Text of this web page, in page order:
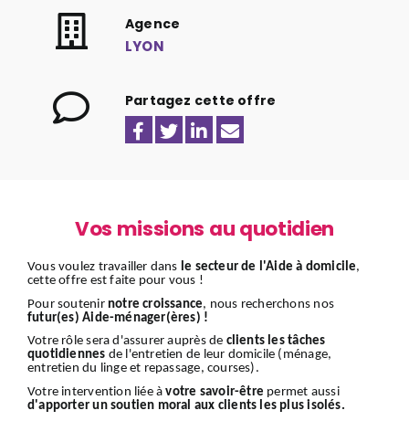
Agence
LYON
Partagez cette offre
Vos missions au quotidien
Vous voulez travailler dans le secteur de l'Aide à domicile,
cette offre est faite pour vous !
Pour soutenir notre croissance, nous recherchons nos
futur(es) Aide-ménager(ères) !
Votre rôle sera d'assurer auprès de clients les tâches
quotidiennes de l'entretien de leur domicile (ménage,
entretien du linge et repassage, courses).
Votre intervention liée àvotre savoir-être permet aussi
d'apporter un soutien moral aux clients les plus isolés.